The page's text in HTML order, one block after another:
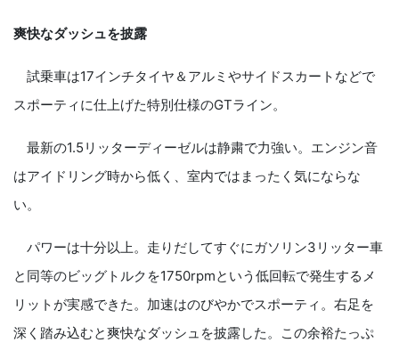
爽快なダッシュを披露
試乗車は17インチタイヤ＆アルミやサイドスカートなどで
スポーティに仕上げた特別仕様のGTライン。
最新の1.5 リッターディーゼルは静粛で力強い。エンジン音
はアイドリング時から低く、室内ではまったく気にならな
い。
パワーは十分以上。走りだしてすぐにガソリン3 リッター車
と同等のビッグトルクを1750rpmという低回転で発生するメ
リットが実感できた。加速はのびやかでスポーティ。右足を
深く踏み込むと爽快なダッシュを披露した。この余裕たっぷ